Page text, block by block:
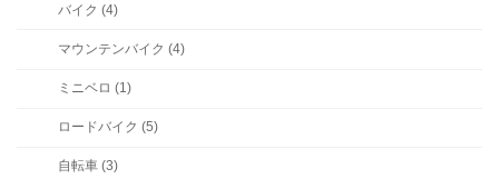
バイク (4)
マウンテンバイク (4)
ミニベロ (1)
ロードバイク (5)
自転車 (3)